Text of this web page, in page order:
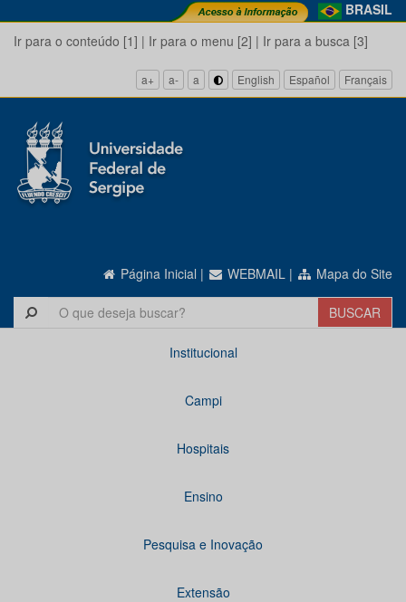
BRASIL
Ir para o conteúdo [1] | Ir para o menu [2] | Ir para a busca [3]
a+ a- a English Español Français
Página Inicial | WEBMAIL | Mapa do Site
Institucional
Campi
Hospitais
Ensino
Pesquisa e Inovação
Extensão